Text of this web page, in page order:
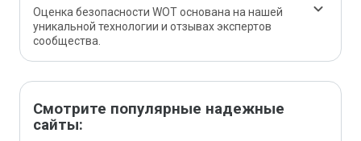
Оценка безопасности WOT основана на нашей
уникальной технологии и отзывах экспертов
сообщества.
Смотрите популярные надежные
сайты: